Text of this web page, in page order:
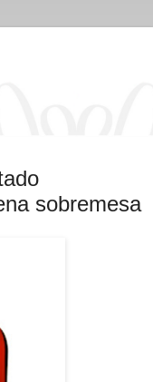
sobremesa